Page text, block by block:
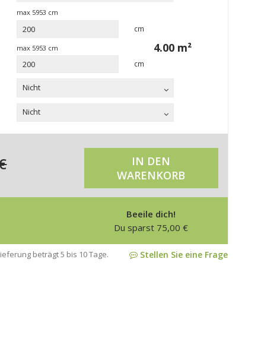
max 5953 cm
cm
max 5953 cm
cm
4.00 m²
Nicht
Nicht
IN DEN
WARENKORB
Beeile dich!
Du sparst 75,00 €
beträgt 5 bis 10 Tage. Stellen Sie eine Frage